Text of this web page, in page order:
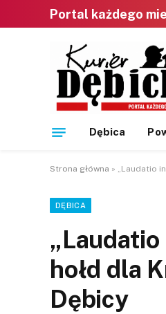
Portal każdego
Dębica
Strona główna » „Laudatio
DĘBICA
hołd dla
Dębicy